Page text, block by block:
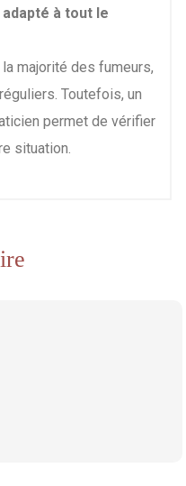
à tout le
majorité des fumeurs,
Toutefois, un
permet de vérifier
situation.